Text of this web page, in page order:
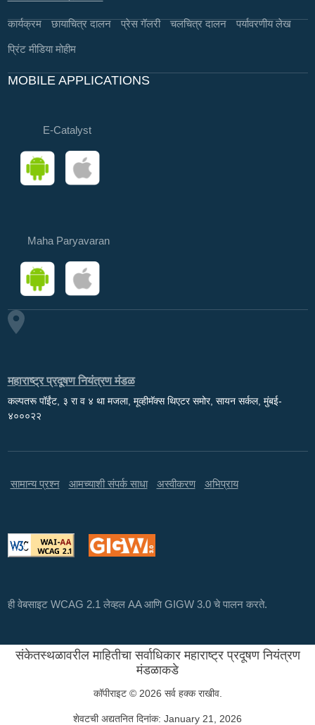
कार्यक्रम छायाचित्र दालन प्रेस गॅलरी चलचित्र दालन पर्यावरणीय लेख
प्रिंट मीडिया मोहीम
MOBILE APPLICATIONS
E-Catalyst
Maha Paryavaran
महाराष्ट्र प्रदूषण नियंत्रण मंडळ
कल्पतरू पॉईंट, ३ रा व ४ था मजला, मूव्हीमॅक्स थिएटर समोर, सायन सर्कल, मुंबई-
४०००२२
सामान्य प्रश्न आमच्याशी संपर्क साधा अस्वीकरण अभिप्राय
ही वेबसाइट WCAG 2.1 लेव्हल AA आणि GIGW 3.0 चे पालन करते.
संकेतस्थळावरील माहितीचा सर्वाधिकार महाराष्ट्र प्रदूषण नियंत्रण
मंडळाकडे
कॉपीराइट © 2026 सर्व हक्क राखीव.
शेवटची अद्यतनित दिनांक: January 21, 2026